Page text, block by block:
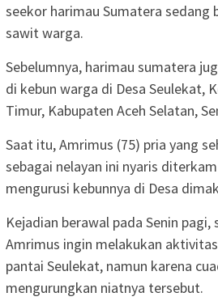
seekor harimau Sumatera sedang
sawit warga.
Sebelumnya, harimau sumatera
di kebun warga di Desa Seulekat,
Timur, Kabupaten Aceh Selatan,
Saat itu, Amrimus (75) pria yang
sebagai nelayan ini nyaris
mengurusi kebunnya di Desa
Kejadian berawal pada Senin pagi,
Amrimus ingin melakukan
pantai Seulekat, namun karena
mengurungkan niatnya tersebut.